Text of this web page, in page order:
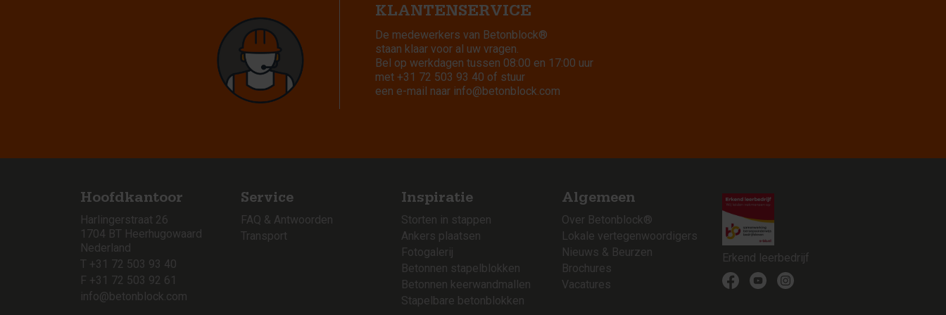
KLANTENSERVICE
De medewerkers van Betonblock®
staan klaar voor al uw vragen.
Bel op werkdagen tussen 08:00 en 17:00 uur
met +31 72 503 93 40 of stuur
een e-mail naar info@betonblock.com
Hoofdkantoor
Harlingerstraat 26
1704 BT Heerhugowaard
Nederland
T +31 72 503 93 40
F +31 72 503 92 61
info@betonblock.com
Service
FAQ & Antwoorden
Transport
Inspiratie
Storten in stappen
Ankers plaatsen
Fotogalerij
Betonnen stapelblokken
Betonnen keerwandmallen
Stapelbare betonblokken
Algemeen
Over Betonblock®
Lokale vertegenwoordigers
Nieuws & Beurzen
Brochures
Vacatures
Erkend leerbedrijf